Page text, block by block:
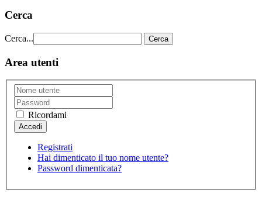
Cerca
Cerca... Cerca
Area utenti
Ricordami
Registrati
Hai dimenticato il tuo nome utente?
Password dimenticata?